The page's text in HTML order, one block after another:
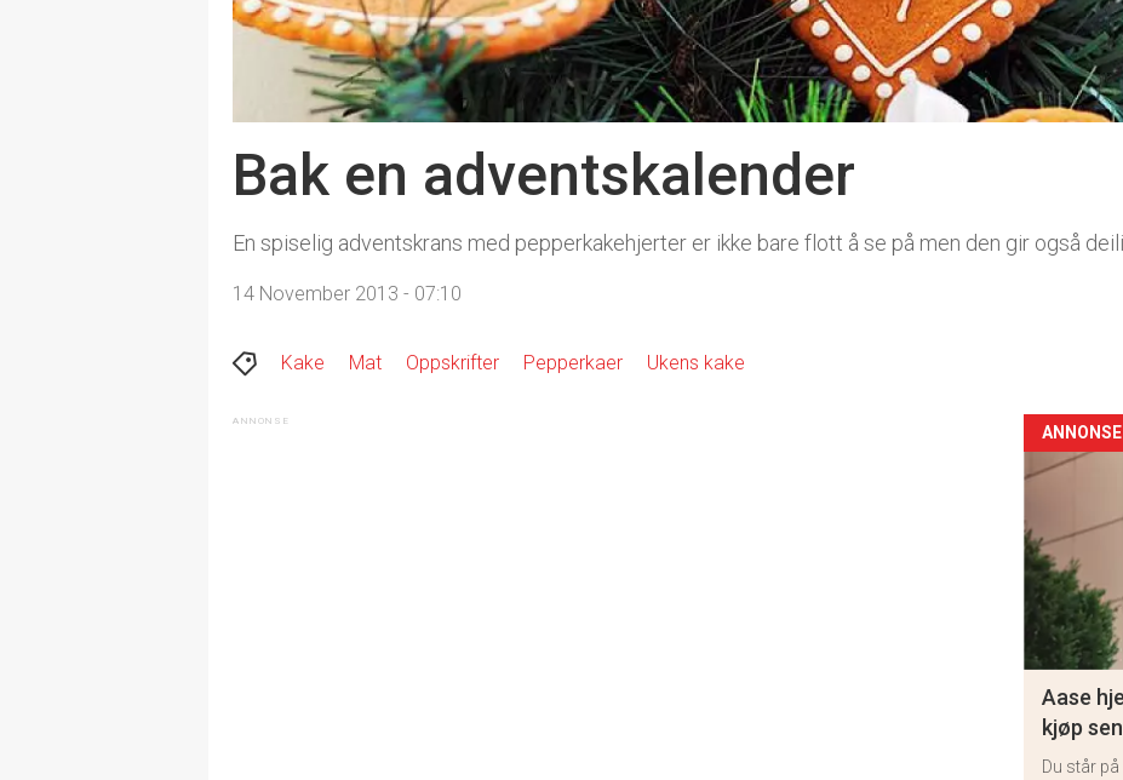
Bak en adventskalender
En spiselig adventskrans med pepperkakehjerter er ikke bare flott å se på men den gir også
14 November 2013 - 07:10
Kake Mat Oppskrifter Pepperkaer Ukens kake
ANNONSE
Aase
kjøp
Du står på